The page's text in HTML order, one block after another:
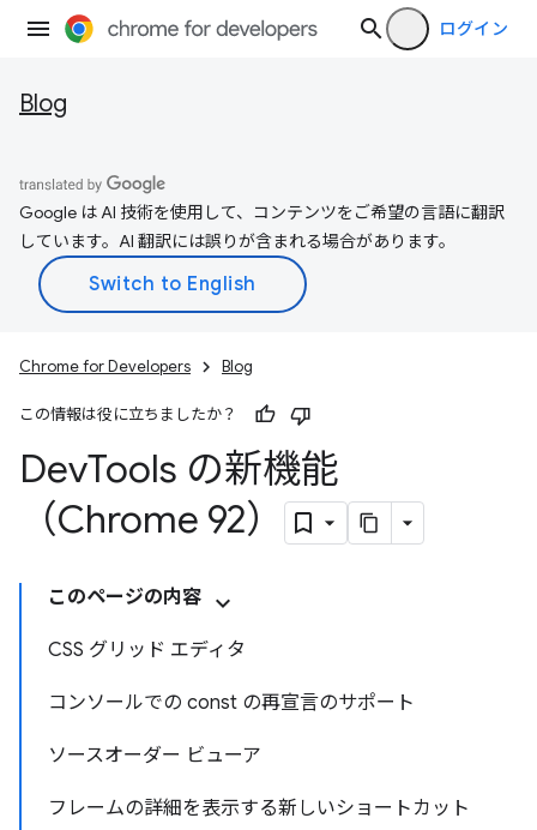
ログイン
Blog
Google は AI 技術を使用して、コンテンツをご希望の言語に翻訳
しています。AI 翻訳には誤りが含まれる場合があります。
Chrome for Developers Blog
この情報は役に立ちましたか？
DevTools の新機能
（Chrome 92）
このページの内容
CSS グリッド エディタ
コンソールでの const の再宣言のサポート
ソースオーダー ビューア
フレームの詳細を表示する新しいショートカット